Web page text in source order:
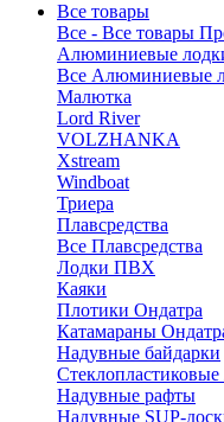
Все товары
Все - Все товары
Алюминиевые
Все Алюминиевые
Малютка
Lord River
VOLZHANKA
Xstream
Windboat
Триера
Плавсредства
Все Плавсредства
Лодки ПВХ
Каяки
Плотики Ондатра
Катамараны
Надувные байдарки
Стеклопластиковые
Надувные рафты
Надувные SUP-